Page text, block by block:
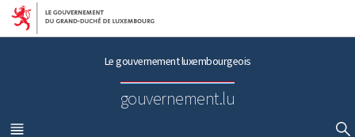
Aller au menu principal
Aller au contenu
Le gouvernement luxembourgeois
gouvernement.lu